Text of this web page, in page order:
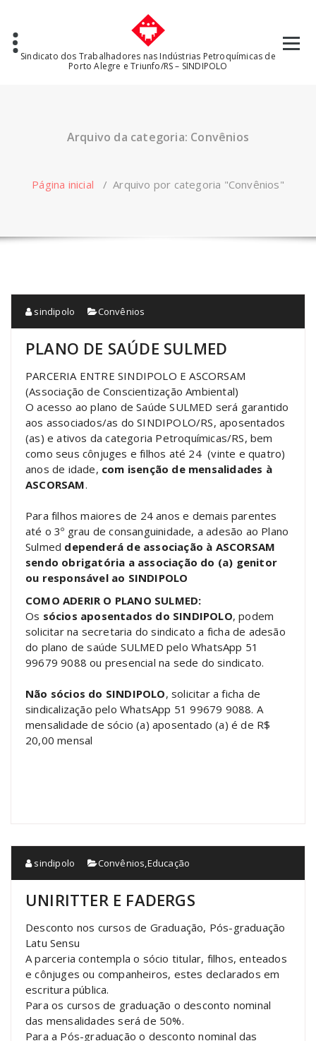
conteúdo
Sindicato dos Trabalhadores nas Indústrias Petroquímicas de
Porto Alegre e Triunfo/RS – SINDIPOLO
Arquivo da categoria: Convênios
Página inicial /Arquivo por categoria "Convênios"
sindipolo Convênios
PLANO DE SAÚDE SULMED
PARCERIA ENTRE SINDIPOLO E ASCORSAM
(Associação de Conscientização Ambiental)
O acesso ao plano de Saúde SULMED será garantido
aos associados/as do SINDIPOLO/RS, aposentados
(as) e ativos da categoria Petroquímicas/RS, bem
como seus cônjuges e filhos até 24 (vinte e quatro)
anos de idade, com isenção de mensalidades à
ASCORSAM.
Para filhos maiores de 24 anos e demais parentes
até o 3º grau de consanguinidade, a adesão ao Plano
Sulmed dependerá de associação à ASCORSAM
sendo obrigatória a associação do (a) genitor
ou responsável ao SINDIPOLO
COMO ADERIR O PLANO SULMED:
Os sócios aposentados do SINDIPOLO, podem
solicitar na secretaria do sindicato a ficha de adesão
do plano de saúde SULMED pelo WhatsApp 51
99679 9088 ou presencial na sede do sindicato.
Não sócios do SINDIPOLO, solicitar a ficha de
sindicalização pelo WhatsApp 51 99679 9088. A
mensalidade de sócio (a) aposentado (a) é de R$
20,00 mensal
sindipolo Convênios Educação
UNIRITTER E FADERGS
Desconto nos cursos de Graduação, Pós-graduação
Latu Sensu
A parceria contempla o sócio titular, filhos, enteados
e cônjuges ou companheiros, estes declarados em
escritura pública.
Para os cursos de graduação o desconto nominal
das mensalidades será de 50%.
Para a Pós-graduação o desconto nominal das